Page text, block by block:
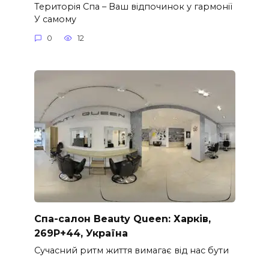
Територія Спа – Ваш відпочинок у гармонії
У самому
0 12
Спа-салон Beauty Queen: Харків,
269P+44, Україна
Сучасний ритм життя вимагає від нас бути